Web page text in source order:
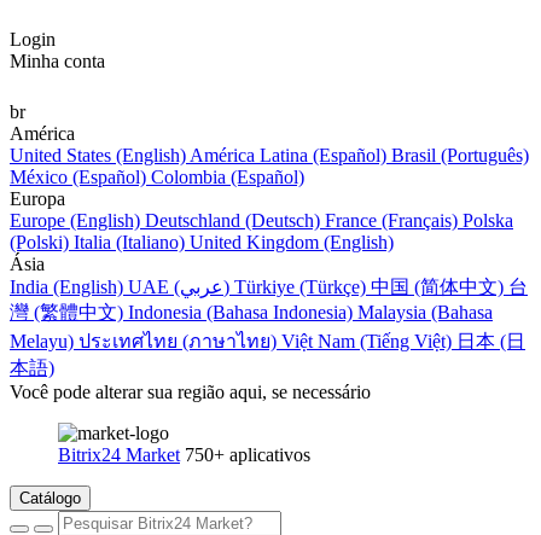
Login
Minha conta
br
América
United States (English) América Latina (Español) Brasil (Português)
México (Español) Colombia (Español)
Europa
Europe (English) Deutschland (Deutsch) France (Français) Polska
(Polski) Italia (Italiano) United Kingdom (English)
Ásia
India (English)
UAE (عربي) Türkiye (Türkçe) 中国 (简体中文) 台
灣 (繁體中文) Indonesia (Bahasa Indonesia) Malaysia (Bahasa
Melayu) ประเทศไทย (ภาษาไทย) Việt Nam (Tiếng Việt) 日本 (日
本語)
Você pode alterar sua região aqui, se necessário
Bitrix24 Market 750+ aplicativos
Catálogo